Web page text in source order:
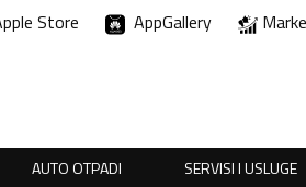
Store AppGallery
AUTO OTPADI SERVISI I USLUGE